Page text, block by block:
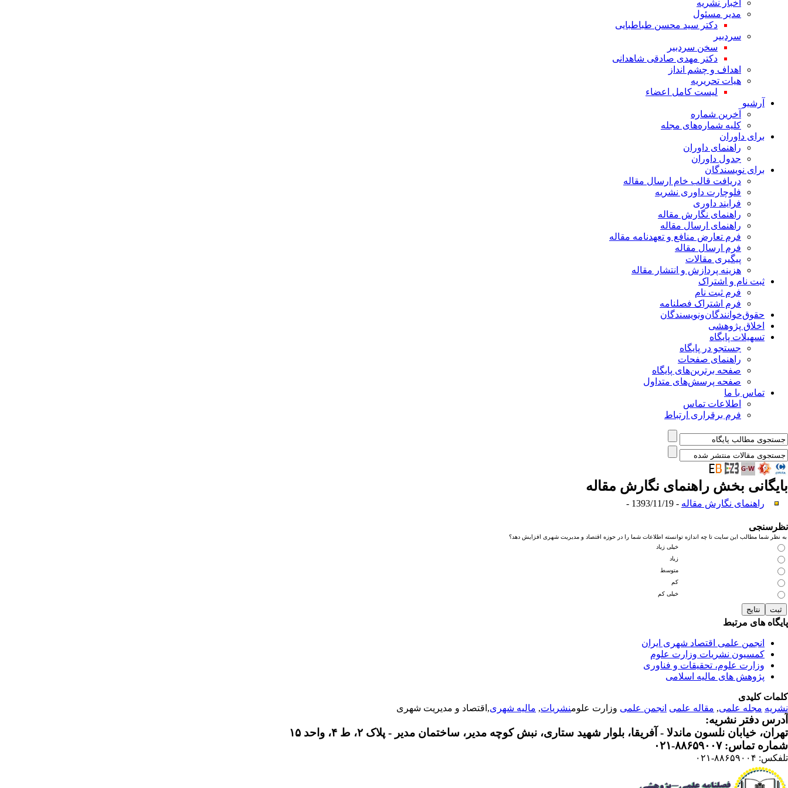
اخبار نشریه
مدیر مسئول
دکتر سید محسن طباطبایی
سردبیر
سخن سردبیر
دکتر مهدی صادقی شاهدانی
اهداف و چشم انداز
هیات تحریریه
لیست کامل اعضاء
آرشیو
آخرین شماره
کلیه شماره‌های مجله
برای داوران
راهنمای داوران
جدول داوران
برای نویسندگان
دریافت قالب خام ارسال مقاله
فلوچارت داوری نشریه
فرایند داوری
راهنمای نگارش مقاله
راهنمای ارسال مقاله
فرم تعارض منافع و تعهدنامه مقاله
فرم ارسال مقاله
پیگیری مقالات
هزینه پردازش و انتشار مقاله
ثبت نام و اشتراک
فرم ثبت نام
فرم اشتراک فصلنامه
حقوق‌خوانندگان‌و‌نویسندگان
اخلاق پژوهشی
تسهیلات پایگاه
جستجو در پایگاه
راهنمای صفحات
صفحه برترین‌های پایگاه
صفحه پرسش‌های متداول
تماس با ما
اطلاعات تماس
فرم برقراری ارتباط
بایگانی بخش راهنمای نگارش مقاله
راهنمای نگارش مقاله - 1393/11/19 -
نظرسنجی
به نظر شما مطالب این سایت تا چه اندازه توانسته اطلاعات شما را در حوزه اقتصاد و مدیریت شهری افزایش دهد؟
خیلی زیاد
زیاد
متوسط
کم
خیلی کم
پایگاه های مرتبط
انجمن علمی اقتصاد شهری ایران
کمسیون نشریات وزارت علوم
وزارت علوم، تحقیقات و فناوری
پژوهش های مالیه اسلامی
کلمات کلیدی
نشریه مجله علمی, مقاله علمی انجمن علمی وزارت علومنشریات, مالیه شهری,اقتصاد و مدیریت شهری
آدرس دفتر نشریه:
تهران، خیابان نلسون ماندلا - آفریقا، بلوار شهید ستاری، نبش کوچه مدیر، ساختمان مدیر - پلاک ۲، ط ۴، واحد ۱۵
شماره تماس: ۸۸۶۵۹۰۰۷-۰۲۱
تلفکس: ۸۸۶۵۹۰۰۴-۰۲۱